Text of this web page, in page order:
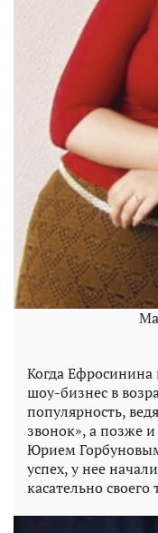
Когда
шоу-бизнес в
популярность,
звонок», а позже
Юрием
успех, у нее
касательно своего